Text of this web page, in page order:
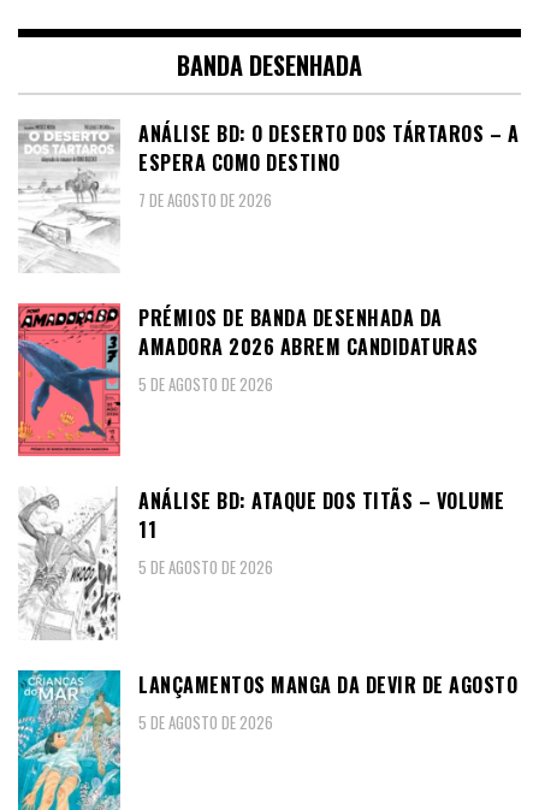
BANDA DESENHADA
ANÁLISE BD: O DESERTO DOS TÁRTAROS – A
ESPERA COMO DESTINO
7 DE AGOSTO DE 2026
PRÉMIOS DE BANDA DESENHADA DA
AMADORA 2026 ABREM CANDIDATURAS
5 DE AGOSTO DE 2026
ANÁLISE BD: ATAQUE DOS TITÃS – VOLUME
11
5 DE AGOSTO DE 2026
LANÇAMENTOS MANGA DA DEVIR DE AGOSTO
5 DE AGOSTO DE 2026